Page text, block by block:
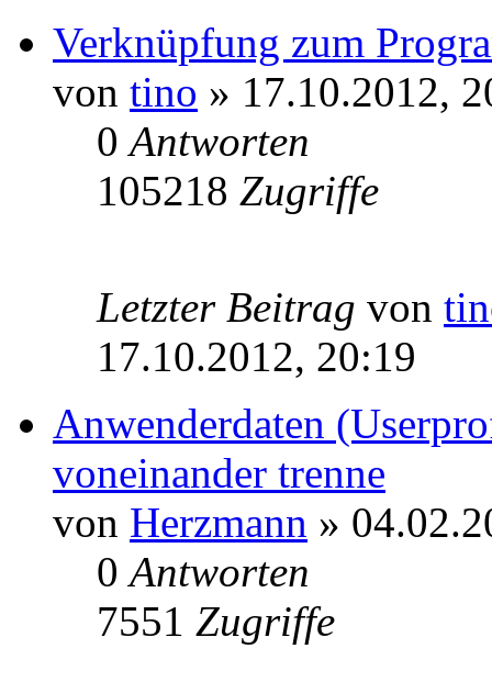
Verknüpfung zum
von tino » 17.10.2012,
0Antworten
105218 Zugriffe
Letzter Beitrag von
17.10.2012, 20:19
Anwenderdaten
voneinander trenne
von Herzmann »
0Antworten
7551 Zugriffe